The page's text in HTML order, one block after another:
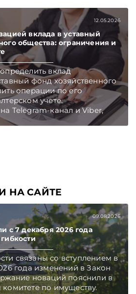
12.05.2026
вклада в уставный
общества: ограничения и
вклад
фонд хозяйственного
операции по его
учете.
Telegram‑канал и Viber,
новые статьи
НА САЙТЕ
09.08.2026
с 7 декабря 2026 года
связаны со вступлением в
года изменений в Закон
новаций пояснили в
комитете по имуществу.